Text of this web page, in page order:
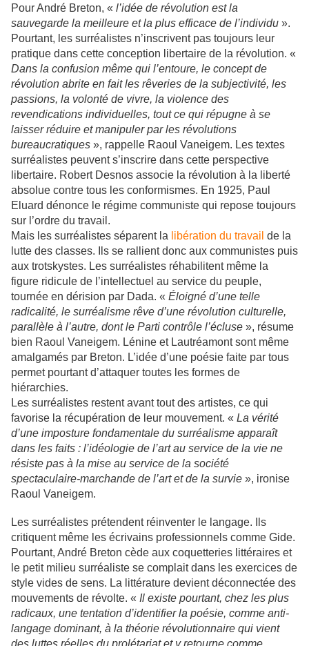
Pour André Breton, « l’idée de révolution est la
sauvegarde la meilleure et la plus efficace de l’individu ».
Pourtant, les surréalistes n’inscrivent pas toujours leur
pratique dans cette conception libertaire de la révolution. «
Dans la confusion même qui l’entoure, le concept de
révolution abrite en fait les rêveries de la subjectivité, les
passions, la volonté de vivre, la violence des
revendications individuelles, tout ce qui répugne à se
laisser réduire et manipuler par les révolutions
bureaucratiques », rappelle Raoul Vaneigem. Les textes
surréalistes peuvent s’inscrire dans cette perspective
libertaire. Robert Desnos associe la révolution à la liberté
absolue contre tous les conformismes. En 1925, Paul
Eluard dénonce le régime communiste qui repose toujours
sur l’ordre du travail.
Mais les surréalistes séparent la libération du travail de la
lutte des classes. Ils se rallient donc aux communistes puis
aux trotskystes. Les surréalistes réhabilitent même la
figure ridicule de l’intellectuel au service du peuple,
tournée en dérision par Dada. « Éloigné d’une telle
radicalité, le surréalisme rêve d’une révolution culturelle,
parallèle à l’autre, dont le Parti contrôle l’écluse », résume
bien Raoul Vaneigem. Lénine et Lautréamont sont même
amalgamés par Breton. L’idée d’une poésie faite par tous
permet pourtant d’attaquer toutes les formes de
hiérarchies.
Les surréalistes restent avant tout des artistes, ce qui
favorise la récupération de leur mouvement. « La vérité
d’une imposture fondamentale du surréalisme apparaît
dans les faits : l’idéologie de l’art au service de la vie ne
résiste pas à la mise au service de la société
spectaculaire-marchande de l’art et de la survie », ironise
Raoul Vaneigem.
Les surréalistes prétendent réinventer le langage. Ils
critiquent même les écrivains professionnels comme Gide.
Pourtant, André Breton cède aux coquetteries littéraires et
le petit milieu surréaliste se complait dans les exercices de
style vides de sens. La littérature devient déconnectée des
mouvements de révolte. « Il existe pourtant, chez les plus
radicaux, une tentation d’identifier la poésie, comme anti-
langage dominant, à la théorie révolutionnaire qui vient
des luttes réelles du prolétariat et y retourne comme